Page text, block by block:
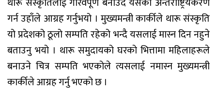
गर्न उहाँले आग्रह गर्नुभयो । मुख्यमन्त्री कार्कीले थारू संस्कृति
यो प्रदेशको ठूलो सम्पति रहेको भन्दै यसलाई मास्न दिन नहुने
बताउनु भयो । थारू समुदायको घरको भित्तामा महिलाहरूले
बनाउने चित्र सम्पति भएकोले त्यसलाई नमास्न मुख्यमन्त्री
कार्कीले आग्रह गर्नु भएको छ ।